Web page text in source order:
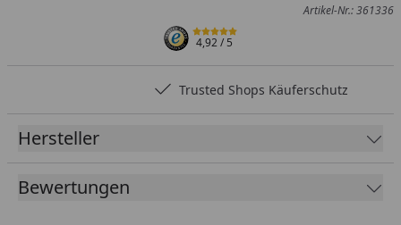
Artikel-Nr.: 361336
4,92/ 5
Trusted Shops Käuferschutz
Hersteller
Bewertungen